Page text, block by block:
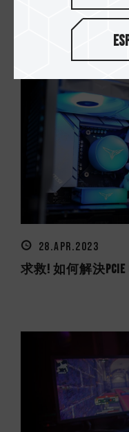
跨平台超頻大揭密!
28.APR.2023
求救! 如何解決PCIe